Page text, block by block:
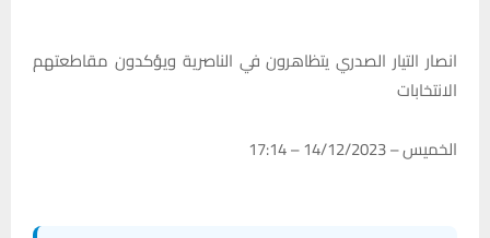
انصار التيار الصدري يتظاهرون في الناصرية ويؤكدون مقاطعتهم
الانتخابات
الخميس – 14/12/2023 – 17:14